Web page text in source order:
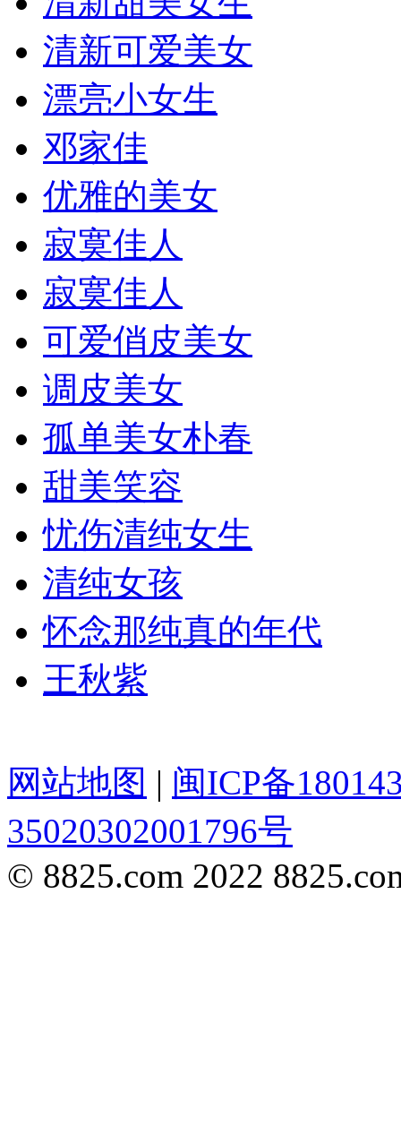
清新可爱美女
漂亮小女生
邓家佳
优雅的美女
寂寞佳人
寂寞佳人
可爱俏皮美女
调皮美女
孤单美女朴春
甜美笑容
忧伤清纯女生
清纯女孩
怀念那纯真的年代
王秋紫
网站地图 | 闽ICP备
35020302001796号
© 8825.com 2022